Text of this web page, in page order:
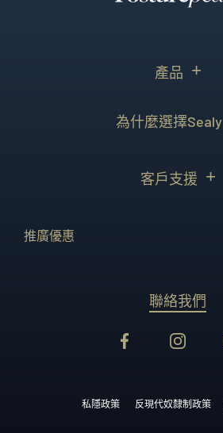
產品
為什麼選擇Sealy
客戶支援
推廣優惠
聯絡我們
私隱政策 反現代奴隸制政策